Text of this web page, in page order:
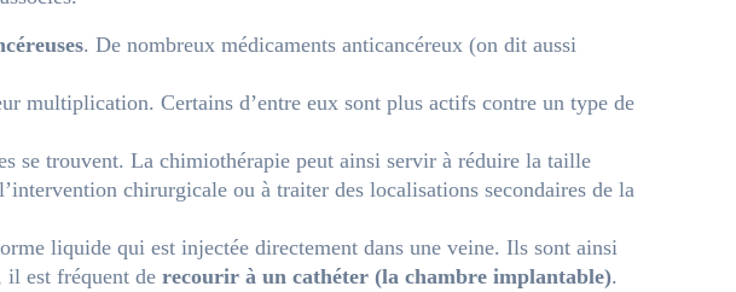
. De nombreux médicaments anticancéreux (on dit aussi
multiplication. Certains d’entre eux sont plus actifs contre un type de
se trouvent. La chimiothérapie peut ainsi servir à réduire la taille
chirurgicale ou à traiter des localisations secondaires de la
liquide qui est injectée directement dans une veine. Ils sont ainsi
il est fréquent derecourir à un cathéter (la chambre implantable).